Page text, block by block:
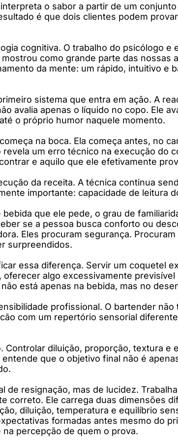
o sabor a partir de um
é que dois clientes podem
cognitiva. O trabalho do psicólogo e
como grande parte das
da mente: um rápido, intuitivo e
sistema que entra em ação. A
avalia apenas o líquido no copo. Ele
o próprio humor naquele momento.
na boca. Ela começa antes, no
um erro técnico na execução do
e aquilo que ele efetivamente
da receita. A técnica continua
importante: capacidade de leitura
que ele pede, o grau de
se a pessoa busca conforto ou
Eles procuram segurança.
surpreendidos.
essa diferença. Servir um coquetel
algo excessivamente
está apenas na bebida, mas no
profissional. O bartender
com um repertório sensorial
diluição, proporção, textura e
que o objetivo final não é
de resignação, mas de lucidez.
correto. Ele carrega duas dimensões
diluição, temperatura e equilíbrio
formadas antes mesmo do
percepção de quem o prova.